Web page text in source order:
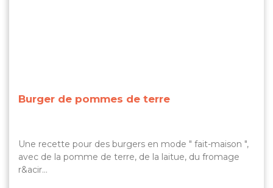
Burger de pommes de terre
Une recette pour des burgers en mode " fait-maison ",
avec de la pomme de terre, de la laitue, du fromage
r&acir…